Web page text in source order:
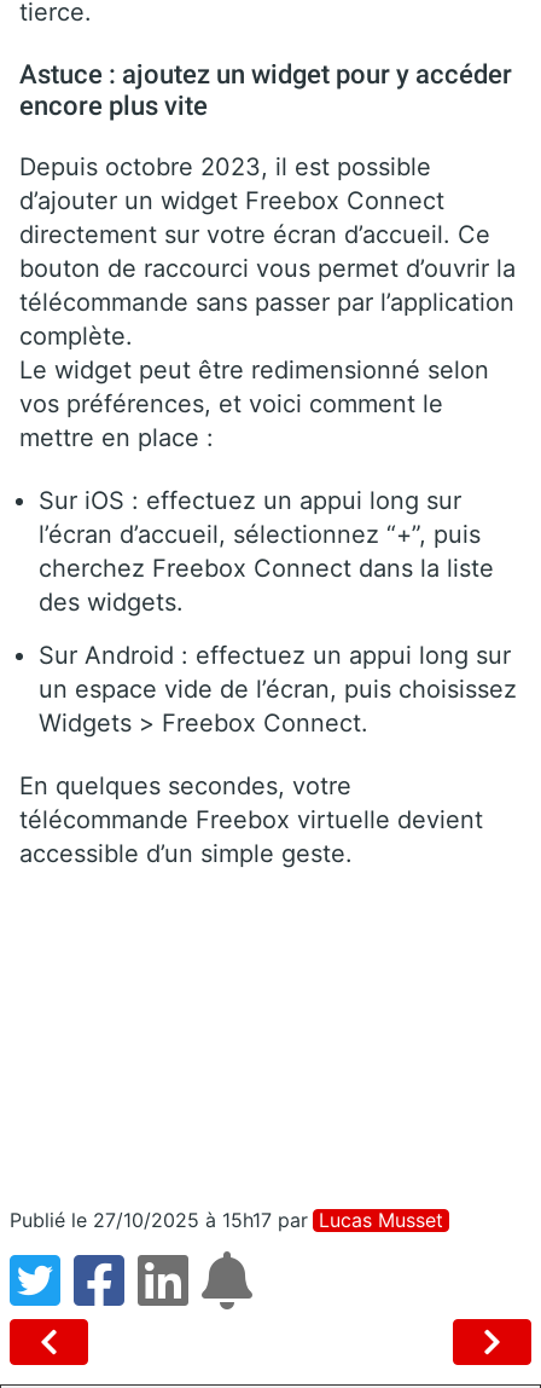
tierce.
Astuce : ajoutez un widget pour y accéder
encore plus vite
Depuis octobre 2023, il est possible
d’ajouter un widget Freebox Connect
directement sur votre écran d’accueil. Ce
bouton de raccourci vous permet d’ouvrir la
télécommande sans passer par l’application
complète.
Le widget peut être redimensionné selon
vos préférences, et voici comment le
mettre en place :
Sur iOS : effectuez un appui long sur
l’écran d’accueil, sélectionnez “+”, puis
cherchez Freebox Connect dans la liste
des widgets.
Sur Android : effectuez un appui long sur
un espace vide de l’écran, puis choisissez
Widgets > Freebox Connect.
En quelques secondes, votre
télécommande Freebox virtuelle devient
accessible d’un simple geste.
Publié le 27/10/2025 à 15h17 par Lucas Musset